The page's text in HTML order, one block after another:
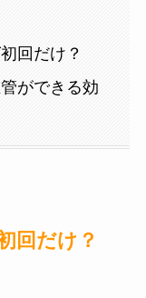
回だけ？
ができる効
回だけ？